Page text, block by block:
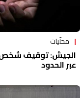
محلّيات
الجيش: توقيف شخص
عبر الحدود